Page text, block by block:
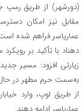
(دورشهر) از طریق رمپ
مقابل نیز امکان
عماریاسر فراهم شده
دهناد با تأکید بر
زیارتی افزود: مسیر
به‌سمت حرم مطهر در حال
از طریق لوپ، وارد